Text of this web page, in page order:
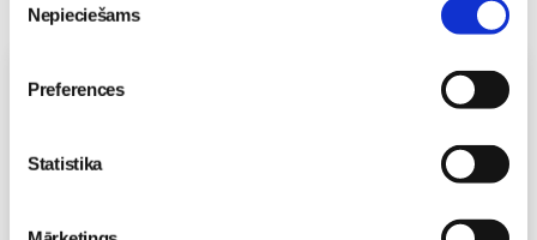
izvēle
Nepieciešams
Preferences
Statistika
masāža Māmiņu klubā pie masāžas speciālistes Olgas
Gerasimenko